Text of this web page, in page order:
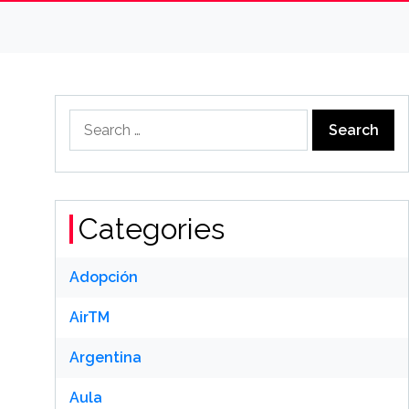
for:
Categories
Adopción
AirTM
Argentina
Aula